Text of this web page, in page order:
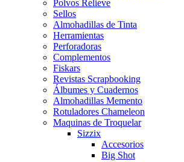
Polvos Relieve
Sellos
Almohadillas de Tinta
Herramientas
Perforadoras
Complementos
Fiskars
Revistas Scrapbooking
Álbumes y Cuadernos
Almohadillas Memento
Rotuladores Chameleon
Maquinas de Troquelar
Sizzix
Accesorios
Big Shot